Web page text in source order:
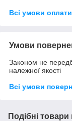
Всі умови оплати
Умови
Законом не
належної якості
Всі умови
Подібні товари